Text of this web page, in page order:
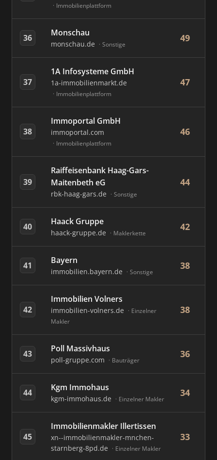
Immobilienplattform
36 Monschau
monschau.de Sonstige
49
37
1A Infosysteme GmbH
1a-immobilienmarkt.de
Immobilienplattform
47
38
Immoportal GmbH
immoportal.com
Immobilienplattform
46
39
Raiffeisenbank Haag-Gars-
Maitenbeth eG
rbk-haag-gars.de Sonstige
44
40 Haack Gruppe
haack-gruppe.de Maklerkette
42
41 Bayern
immobilien.bayern.de Sonstige
38
42
Immobilien Volners
immobilien-volners.de
Einzelner
Makler
38
43 Poll Massivhaus
poll-gruppe.com Bauträger
36
44 Kgm Immohaus
kgm-immohaus.de Einzelner Makler
34
45
Immobilienmakler Illertissen
xn--immobilienmakler-mnchen-
starnberg-8pd.de
Einzelner Makler
33